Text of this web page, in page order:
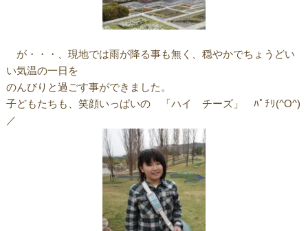
が・・・、現地では雨が降る事も無く、穏やかでちょうどい
い気温の一日を
のんびりと過ごす事ができました。
子どもたちも、笑顔いっぱいの 「ハイ チーズ」 ﾊﾟﾁﾘ(^O^)
／